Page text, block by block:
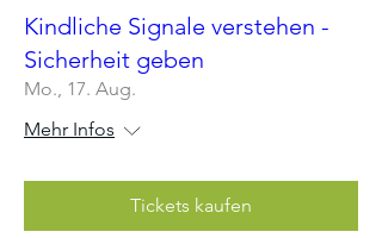
Kindliche Signale verstehen -
Sicherheit geben
Mo., 17. Aug.
Mehr Infos
Tickets kaufen